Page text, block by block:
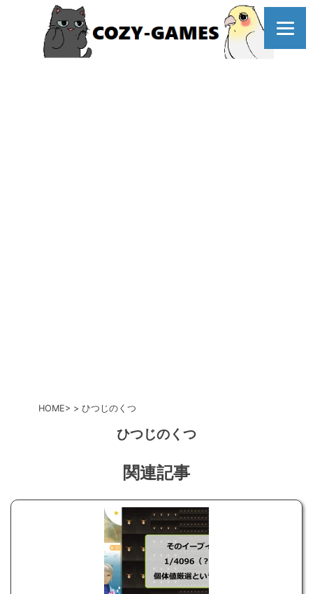
HOME ひつじのくつ
ひつじのくつ
関連記事